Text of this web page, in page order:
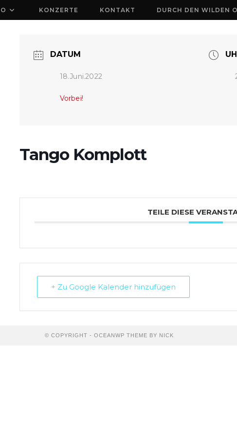
KONZERTE KONTAKT DURCH DEN WILDEN
DATUM
18.Juni.2022
Vorbei!
Tango Komplott
TEILE DIESE
+ Zu Google Kalender hinzufügen
© COPYRIGHT - OCEANWP THEME BY NICK